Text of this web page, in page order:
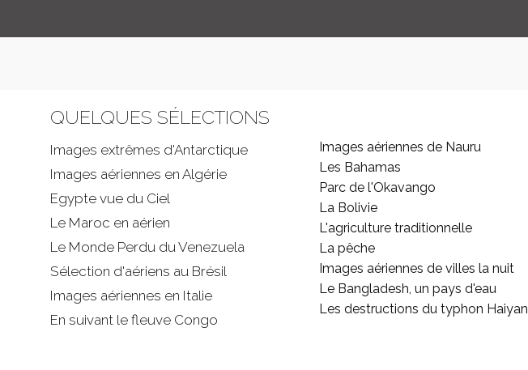
QUELQUES SÉLECTIONS
Images extrêmes d'Antarctique
Images aériennes en Algérie
Egypte vue du Ciel
Le Maroc en aérien
Le Monde Perdu du Venezuela
Sélection d'aériens au Brésil
Images aériennes en Italie
En suivant le fleuve Congo
Images aériennes de Nauru
Les Bahamas
Parc de l'Okavango
La Bolivie
L'agriculture traditionnelle
La pêche
Images aériennes de villes la nuit
Le Bangladesh, un pays d'eau
Les destructions du typhon Haiyan